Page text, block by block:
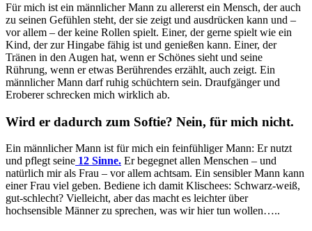
Für mich ist ein männlicher Mann zu allererst ein Mensch, der auch
zu seinen Gefühlen steht, der sie zeigt und ausdrücken kann und –
vor allem – der keine Rollen spielt. Einer, der gerne spielt wie ein
Kind, der zur Hingabe fähig ist und genießen kann. Einer, der
Tränen in den Augen hat, wenn er Schönes sieht und seine
Rührung, wenn er etwas Berührendes erzählt, auch zeigt. Ein
männlicher Mann darf ruhig schüchtern sein. Draufgänger und
Eroberer schrecken mich wirklich ab.
Wird er dadurch zum Softie? Nein, für mich nicht.
Ein männlicher Mann ist für mich ein feinfühliger Mann: Er nutzt
und pflegt seine 12 Sinne. Er begegnet allen Menschen – und
natürlich mir als Frau – vor allem achtsam. Ein sensibler Mann kann
einer Frau viel geben. Bediene ich damit Klischees: Schwarz-weiß,
gut-schlecht? Vielleicht, aber das macht es leichter über
hochsensible Männer zu sprechen, was wir hier tun wollen…..